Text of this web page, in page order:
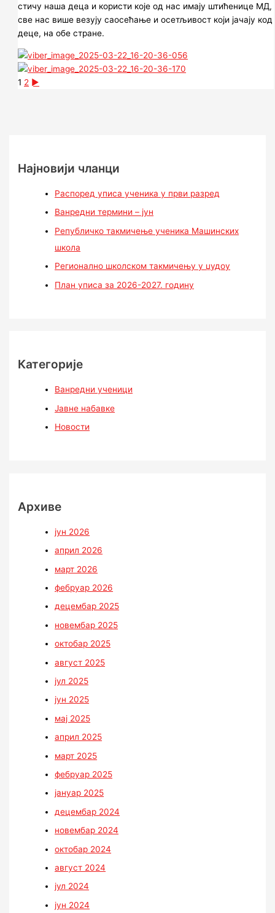
стичу наша деца и користи које од нас имају штићенице МД,
све нас више везују саосећање и осетљивост који јачају код
деце, на обе стране.
1 2 ►
Најновији чланци
Распоред уписа ученика у први разред
Ванредни термини – јун
Републичко такмичење ученика Машинских
школа
Регионално школском такмичењу у џудоу
План уписа за 2026-2027. годину
Категорије
Ванредни ученици
Јавне набавке
Новости
Архиве
јун 2026
април 2026
март 2026
фебруар 2026
децембар 2025
новембар 2025
октобар 2025
август 2025
јул 2025
јун 2025
мај 2025
април 2025
март 2025
фебруар 2025
јануар 2025
децембар 2024
новембар 2024
октобар 2024
август 2024
јул 2024
јун 2024